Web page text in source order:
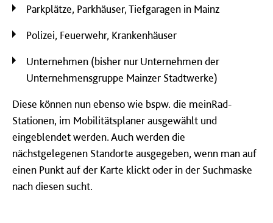
Parkplätze, Parkhäuser, Tiefgaragen in Mainz
Polizei, Feuerwehr, Krankenhäuser
Unternehmen (bisher nur Unternehmen der
Unternehmensgruppe Mainzer Stadtwerke)
Diese können nun ebenso wie bspw. die meinRad-
Stationen, im Mobilitätsplaner ausgewählt und
eingeblendet werden. Auch werden die
nächstgelegenen Standorte ausgegeben, wenn man auf
einen Punkt auf der Karte klickt oder in der Suchmaske
nach diesen sucht.